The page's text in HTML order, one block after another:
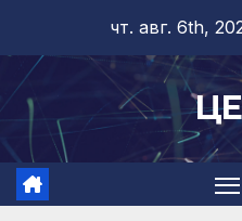
content
чт. авг. 6th,